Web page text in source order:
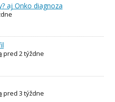
aj Onko diagnoza
pred 2 týždne
pred 3 týždne